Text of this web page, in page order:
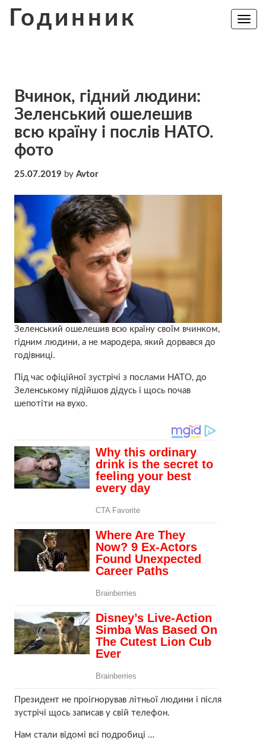
Годинник
Toggle
Вчинок, гідний людини:
Зеленський ошелешив
всю країну і послів НАТО.
фото
25.07.2019 by Avtor
Зеленський ошелешив всю країну своїм вчинком,
гідним людини, а не мародера, який дорвався до
годівниці.
Під час офіційної зустрічі з послами НАТО, до
Зеленському підійшов дідусь і щось почав
шепотіти на вухо.
Президент не проігнорував літньої людини і після
зустрічі щось записав у свій телефон.
Нам стали відомі всі подробиці …